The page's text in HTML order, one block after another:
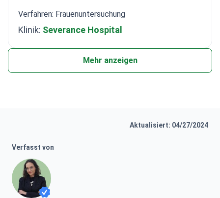
Verfahren: Frauenuntersuchung
Klinik: Severance Hospital
Mehr anzeigen
Aktualisiert: 04/27/2024
Verfasst von